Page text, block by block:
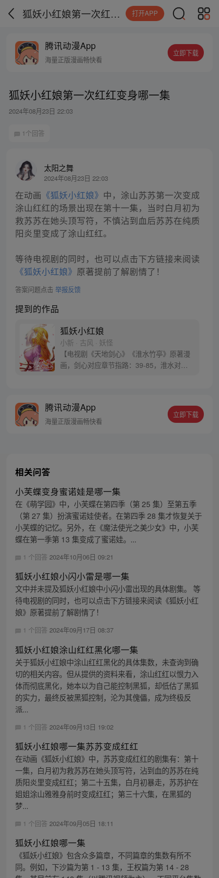
狐妖小红娘第一次红红变身哪一集 打开APP
腾讯动漫App
海量正版漫画畅快看
立即下载
狐妖小红娘第一次红红变身哪一集
2024年08月23日 22:03
1个回答
太阳之舞
2024年08月23日 22:03
在动画 《狐妖小红娘》 中，涂山苏苏第一次变成
涂山红红的场景出现在第十一集，当时白月初为
救苏苏在她头顶写符，不慎沾到血后苏苏在纯质
阳炎里变成了涂山红红。
等待电视剧的同时，也可以点击下方链接来阅读
《狐妖小红娘》 原著提前了解剧情了！
答案问题点击 举报反馈
提到的作品
狐妖小红娘
小新 · 古风 · 妖怪
【电视剧《天地剑心》《淮水竹亭》原著漫
画，剑心对应章节指路：39-85，淮水对应
腾讯动漫App
海量正版漫画畅快看
立即下载
相关问答
小芙蝶变身蜜诺娃是哪一集
在《萌学园》中，小芙蝶在第四季（第 25 集）至第五季
（第 27 集）扮演蜜诺娃使者。在第四季 28 集才恢复关于
小芙蝶的记忆。另外，在《魔法使光之美少女》中，小芙
蝶在第一季第 13 集变成了蜜诺娃。...
1 个回答 2024年10月06日 09:21
狐妖小红娘小闪小雷是哪一集
文中并未提及狐妖小红娘中小闪小雷出现的具体剧集。 等
待电视剧的同时，也可以点击下方链接来阅读《狐妖小红
娘》原著提前了解剧情了！
1 个回答 2024年09月17日 08:37
狐妖小红娘涂山红红黑化哪一集
关于狐妖小红娘中涂山红红黑化的具体集数，未查询到确
切的相关内容。但从提供的资料来看，涂山红红以恨力入
体而彻底黑化，她本以为自己能控制黑狐，却低估了黑狐
的实力，最终反被黑狐控制，沦为其傀儡，成为终极反
派...
1 个回答 2024年09月13日 19:02
狐妖小红娘哪一集苏苏变成红红
在动画《狐妖小红娘》中，苏苏变成红红的剧集有：第十
一集，白月初为救苏苏在她头顶写符，沾到血的苏苏在纯
质阳炎里变成红红；第二十五集，白月初暴走，苏苏护在
姐姐涂山雅雅身前时变成红红；第三十六集，在黑狐的
梦...
1 个回答 2024年09月05日 18:11
狐妖小红娘哪一集
《狐妖小红娘》包含众多篇章，不同篇章的集数有所不
同。例如，下沙篇为第 1 - 13 集，王权篇为第 14 - 28